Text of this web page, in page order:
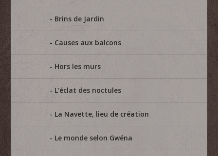
Brins de Jardin
Causes aux balcons
Hors les murs
L'éclat des noctules
La Navette, lieu de création
Le monde selon Gwéna